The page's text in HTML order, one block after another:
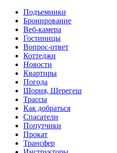
Перейти к основному содержанию
Подъемники
Бронирование
Веб-камера
Гостиницы
Вопрос-ответ
Коттеджи
Новости
Квартиры
Погода
Шория, Шерегеш
Трассы
Как добраться
Спасатели
Попутчики
Прокат
Трансфер